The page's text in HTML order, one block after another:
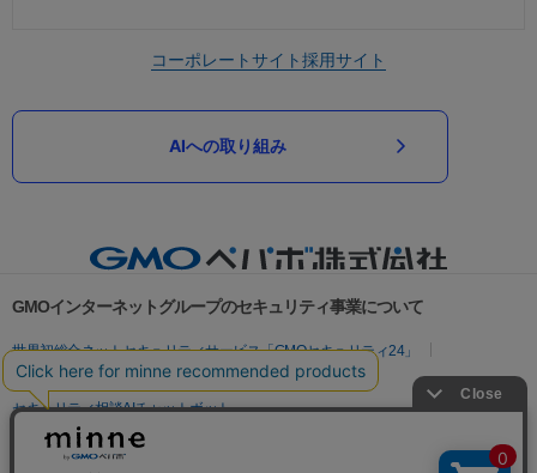
コーポレートサイト採用サイト
AIへの取り組み
GMOインターネットグループのセキュリティ事業について
世界初総合ネットセキュリティサービス「GMOセキュリティ24」
パスワード漏洩診断
Webサイトリスク診断
セキュリティ相談AIチャットボット
実在証明・盗聴対策